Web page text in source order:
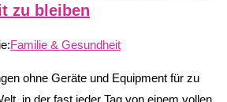
zu bleiben
Familie & Gesundheit
ohne Geräte und Equipment für zu